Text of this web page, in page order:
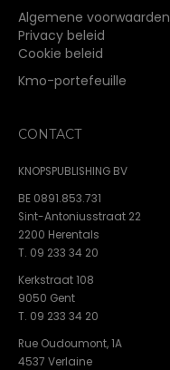
Algemene voorwaarden
Privacy beleid
Cookie beleid
Kmo-portefeuille
CONTACT
KNOPSPUBLISHING BV
BE 0891.853.731
Sint-Antoniusstraat 22
2200 Herentals
T. 09 233 34 20
Kerkstraat 108
9050 Gent
T. 09 233 34 20
Rue Oudoumont, 1A
4537 Verlaine